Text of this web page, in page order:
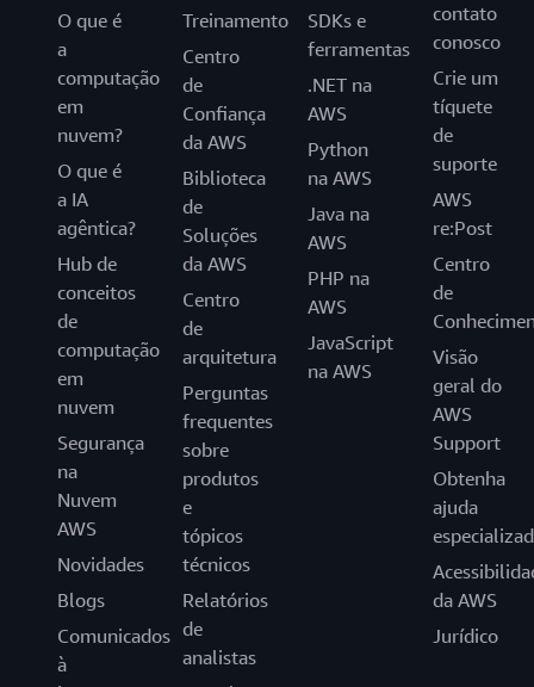
O que é
a
computação
em
nuvem?
O que é
a IA
agêntica?
Hub de
conceitos
de
computação
em
nuvem
Segurança
na
Nuvem
AWS
Novidades
Blogs
Comunicados
à
Treinamento
Centro
de
Confiança
da AWS
Biblioteca
de
Soluções
da AWS
Centro
de
arquitetura
Perguntas
frequentes
sobre
produtos
e
tópicos
técnicos
Relatórios
de
analistas
SDKs e
ferramentas
.NET na
AWS
Python
na AWS
Java na
AWS
PHP na
AWS
JavaScript
na AWS
contato
conosco
Crie um
tíquete
de
suporte
AWS
re:Post
Centro
de
Visão
geral do
AWS
Support
Obtenha
ajuda
da AWS
Jurídico